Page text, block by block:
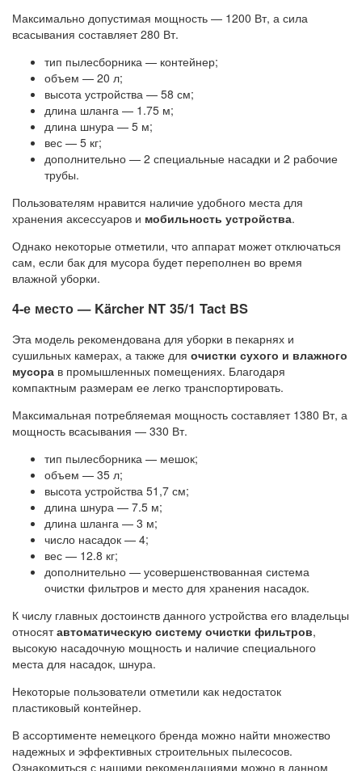
Максимально допустимая мощность — 1200 Вт, а сила
всасывания составляет 280 Вт.
тип пылесборника — контейнер;
объем — 20 л;
высота устройства — 58 см;
длина шланга — 1.75 м;
длина шнура — 5 м;
вес — 5 кг;
дополнительно — 2 специальные насадки и 2 рабочие
трубы.
Пользователям нравится наличие удобного места для
хранения аксессуаров и мобильность устройства.
Однако некоторые отметили, что аппарат может отключаться
сам, если бак для мусора будет переполнен во время
влажной уборки.
4-е место — Kärcher NT 35/1 Tact BS
Эта модель рекомендована для уборки в пекарнях и
сушильных камерах, а также для очистки сухого и влажного
мусора в промышленных помещениях. Благодаря
компактным размерам ее легко транспортировать.
Максимальная потребляемая мощность составляет 1380 Вт, а
мощность всасывания — 330 Вт.
тип пылесборника — мешок;
объем — 35 л;
высота устройства 51,7 см;
длина шнура — 7.5 м;
длина шланга — 3 м;
число насадок — 4;
вес — 12.8 кг;
дополнительно — усовершенствованная система
очистки фильтров и место для хранения насадок.
К числу главных достоинств данного устройства его владельцы
относятавтоматическую систему очистки фильтров,
высокую насадочную мощность и наличие специального
места для насадок, шнура.
Некоторые пользователи отметили как недостаток
пластиковый контейнер.
В ассортименте немецкого бренда можно найти множество
надежных и эффективных строительных пылесосов.
Ознакомиться с нашими рекомендациями можно в данном